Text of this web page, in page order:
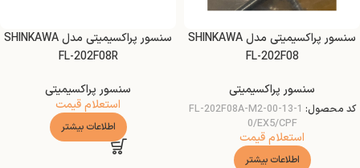
سنسور پراکسیمیتی مدل SHINKAWA
FL-202F08
سنسور پراکسیمیتی
کد محصول: FL-202F08A-M2-00-13-1
0/EX5/CPF
استعلام قیمت
اطلاعات بیشتر
سنسور پراکسیمیتی مدل SHINKAWA
FL-202F08R
سنسور پراکسیمیتی
استعلام قیمت
اطلاعات بیشتر